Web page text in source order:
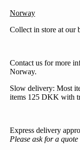
Norway
Collect in store at our
Contact us for more
Norway.
Slow delivery: Most
items 125 DKK with
Express delivery
Please ask for a